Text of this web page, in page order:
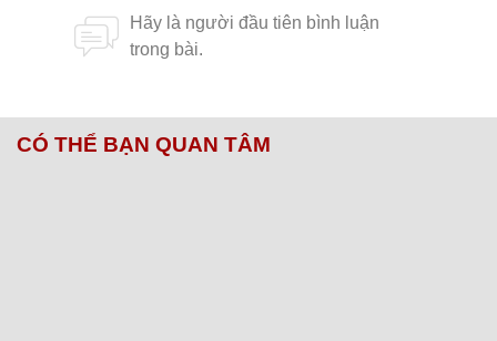
CÓ THỂ BẠN QUAN TÂM